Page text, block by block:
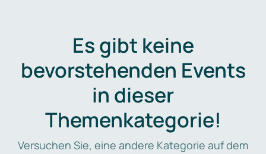
Es gibt keine
bevorstehenden Events
in dieser
Themenkategorie!
Versuchen Sie, eine andere Kategorie auf dem